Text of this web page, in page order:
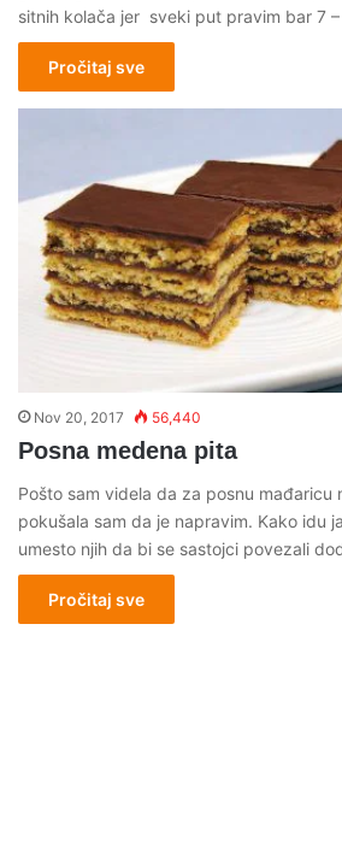
sitnih kolača jer sveki put pravim bar 7
Pročitaj sve
Nov 20, 2017 56,440
Posna medena pita
Pošto sam videla da za posnu mađaricu
pokušala sam da je napravim. Kako idu
umesto njih da bi se sastojci povezali
Pročitaj sve